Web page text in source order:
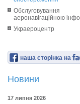
Обслуговування
аеронавігаційною
Украероцентр
наша сторінка на
Новини
17 липня 2026